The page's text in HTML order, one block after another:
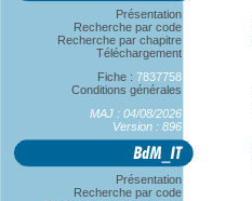
Présentation
Recherche par code
Recherche par chapitre
Téléchargement
Fiche : 7837758
Conditions générales
MAJ : 04/08/2026
Version : 896
Présentation
Recherche par code